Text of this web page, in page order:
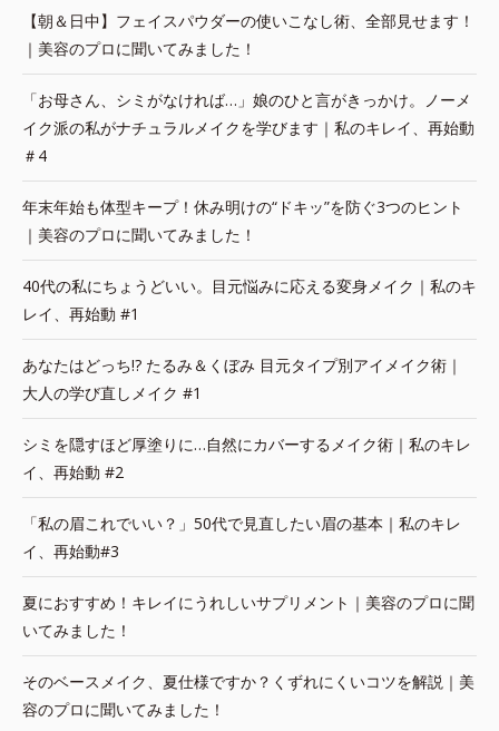
【朝＆日中】フェイスパウダーの使いこなし術、全部見せます！
｜美容のプロに聞いてみました！
「お母さん、シミがなければ…」娘のひと言がきっかけ。ノーメ
イク派の私がナチュラルメイクを学びます｜私のキレイ、再始動
＃4
年末年始も体型キープ！休み明けの“ドキッ”を防ぐ3つのヒント
｜美容のプロに聞いてみました！
40代の私にちょうどいい。目元悩みに応える変身メイク｜私のキ
レイ、再始動 #1
あなたはどっち!? たるみ＆くぼみ 目元タイプ別アイメイク術｜
大人の学び直しメイク #1
シミを隠すほど厚塗りに…自然にカバーするメイク術｜私のキレ
イ、再始動 #2
「私の眉これでいい？」50代で見直したい眉の基本｜私のキレ
イ、再始動#3
夏におすすめ！キレイにうれしいサプリメント｜美容のプロに聞
いてみました！
そのベースメイク、夏仕様ですか？くずれにくいコツを解説｜美
容のプロに聞いてみました！